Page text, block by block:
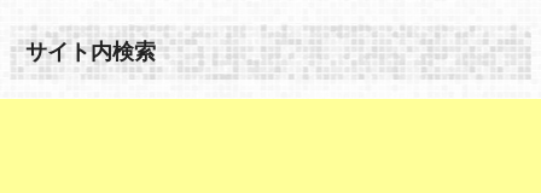
サイト内検索